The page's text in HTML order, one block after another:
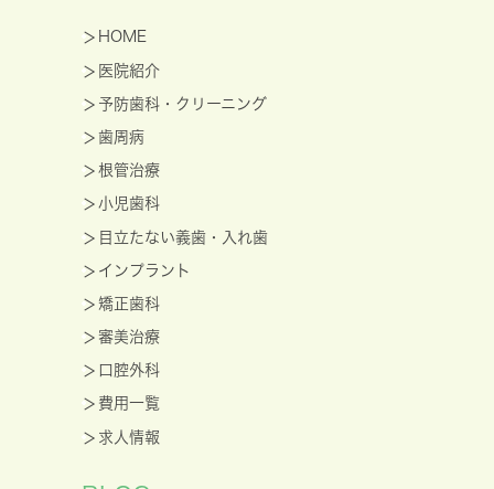
HOME
医院紹介
予防歯科・クリーニング
歯周病
根管治療
小児歯科
目立たない義歯・入れ歯
インプラント
矯正歯科
審美治療
口腔外科
費用一覧
求人情報